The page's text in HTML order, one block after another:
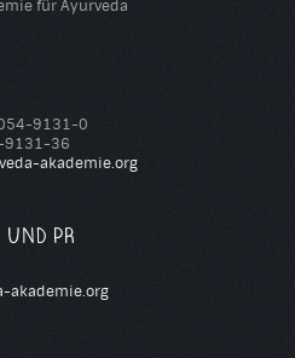
für Ayurveda
9131-0
9131-36
akademie.org
PR
akademie.org